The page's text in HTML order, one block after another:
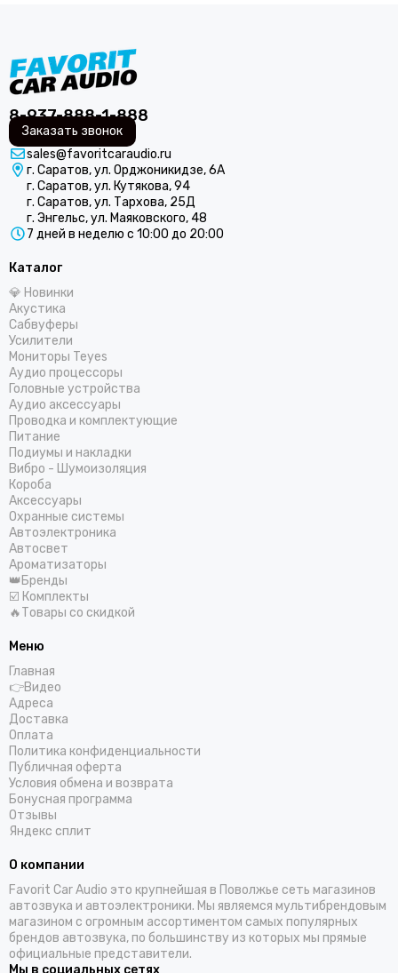
8-937-888-1-888
Заказать звонок
sales@favoritcaraudio.ru
г. Саратов, ул. Орджоникидзе, 6А
г. Саратов, ул. Кутякова, 94
г. Саратов, ул. Тархова, 25Д
г. Энгельс, ул. Маяковского, 48
7 дней в неделю с 10:00 до 20:00
Каталог
💎 Новинки
Акустика
Сабвуферы
Усилители
Мониторы Teyes
Аудио процессоры
Головные устройства
Аудио аксессуары
Проводка и комплектующие
Питание
Подиумы и накладки
Вибро - Шумоизоляция
Короба
Аксессуары
Охранные системы
Автоэлектроника
Автосвет
Ароматизаторы
👑Бренды
☑️ Комплекты
🔥Товары со скидкой
Меню
Главная
👉Видео
Адреса
Доставка
Оплата
Политика конфиденциальности
Публичная оферта
Условия обмена и возврата
Бонусная программа
Отзывы
Яндекс сплит
О компании
Favorit Car Audio это крупнейшая в Поволжье сеть магазинов
автозвука и автоэлектроники. Мы являемся мультибрендовым
магазином с огромным ассортиментом самых популярных
брендов автозвука, по большинству из которых мы прямые
официальные представители.
Мы в социальных сетях